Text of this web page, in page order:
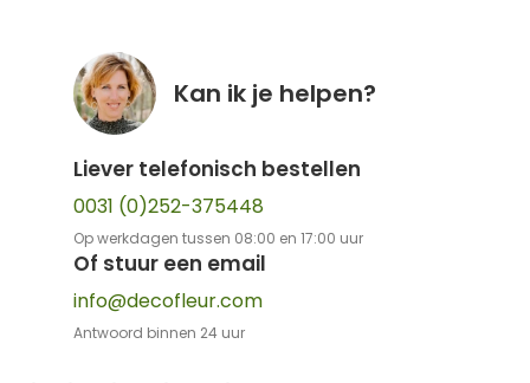
Kan ik je helpen?
Liever telefonisch bestellen
0031 (0)252-375448
Op werkdagen tussen 08:00 en 17:00 uur
Of stuur een email
info@decofleur.com
Antwoord binnen 24 uur